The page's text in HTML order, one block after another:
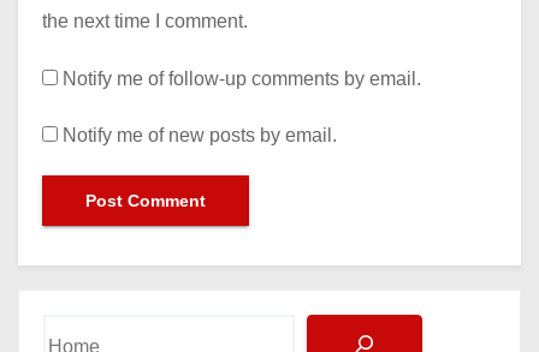
the next time I comment.
Notify me of follow-up comments by email.
Notify me of new posts by email.